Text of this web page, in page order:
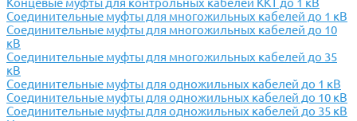
Концевые муфты для контрольных кабелей ККТ до 1 кВ
Соединительные муфты для многожильных кабелей до 1 кВ
Соединительные муфты для многожильных кабелей до 10
кВ
Соединительные муфты для многожильных кабелей до 35
кВ
Соединительные муфты для одножильных кабелей до 1 кВ
Соединительные муфты для одножильных кабелей до 10 кВ
Соединительные муфты для одножильных кабелей до 35 кВ